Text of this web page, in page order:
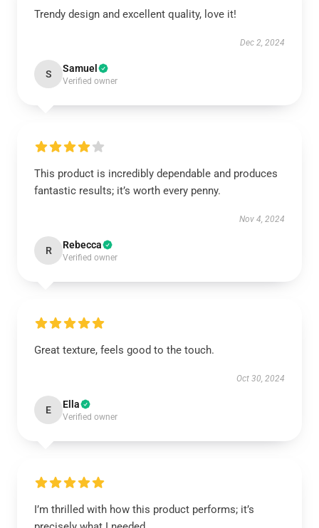
Trendy design and excellent quality, love it!
Dec 2, 2024
S Samuel
Verified owner
This product is incredibly dependable and produces
fantastic results; it’s worth every penny.
Nov 4, 2024
R Rebecca
Verified owner
Great texture, feels good to the touch.
Oct 30, 2024
E Ella
Verified owner
I’m thrilled with how this product performs; it’s